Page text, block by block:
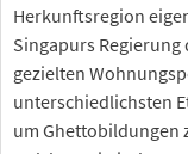
Herkunftsregion
Singapurs
gezielten
unterschiedlichsten
um Ghettobildungen